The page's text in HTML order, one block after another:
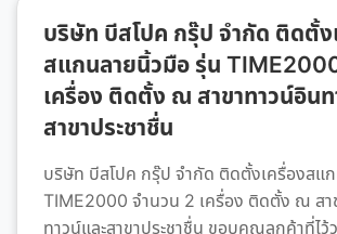
บริษัท บีสโปค กรุ๊ป จำกัด ติดตั้ง
สแกนลายนิ้วมือ รุ่น
เครื่อง ติดตั้ง ณ สาขาทาวน์อินท
สาขาประชาชื่น
บริษัท บีสโปค กรุ๊ป จำกัด ติดตั้งเครื่องสแ
TIME2000 จำนวน 2 เครื่อง ติดตั้ง ณ สา
ทาวน์และสาขาประชาชื่น ขอบคุณลูกค้าที่ไว้